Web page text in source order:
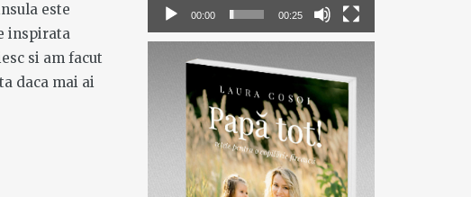
este
inspirata
si am facut
daca mai ai
00:00 00:25